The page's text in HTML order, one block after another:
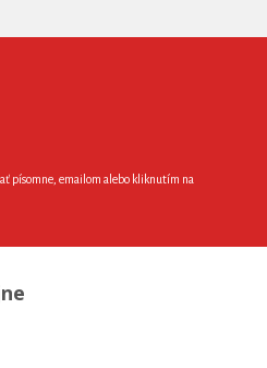
písomne, emailom alebo kliknutím na